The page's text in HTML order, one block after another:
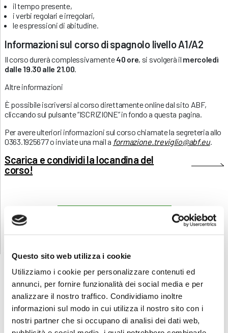
Questo sito web utilizza i cookie
Utilizziamo i cookie per personalizzare contenuti ed
annunci, per fornire funzionalità dei social media e per
analizzare il nostro traffico. Condividiamo inoltre
informazioni sul modo in cui utilizza il nostro sito con i
nostri partner che si occupano di analisi dei dati web,
il tempo presente,
i verbi regolari e irregolari,
le espressioni di abitudine.
Informazioni sul corso di spagnolo livello A1/A2
Il corso durerà complessivamente40 ore, si svolgerà il mercoledì
dalle 19.30 alle 21.00
Altre informazioni
È possibile iscriversi al corso direttamente online dal sito ABF,
cliccando sul pulsante “ISCRIZIONE” in fondo a questa pagina.
Per avere ulteriori informazioni sul corso chiamate la segreteria allo
0363.1925677 o inviate una mail a formazione.treviglio@abf.eu.
Scarica e condividi la locandina del
corso!
FORMAZIONEE CORSI